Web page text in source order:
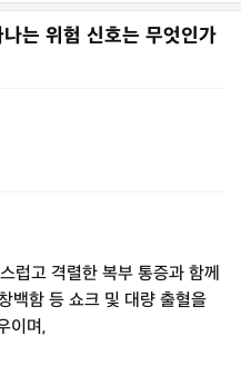
는 위험 신호는 무엇인가
럽고 격렬한 복부 통증과 함께
백함 등 쇼크 및 대량 출혈을
이며,